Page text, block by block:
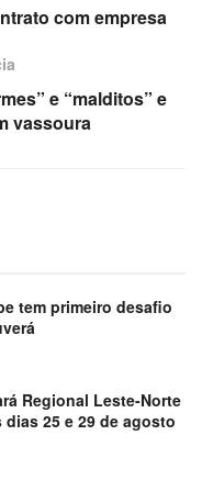
com empresa
e “malditos” e
vassoura
tem primeiro desafio
Regional Leste-Norte
25 e 29 de agosto